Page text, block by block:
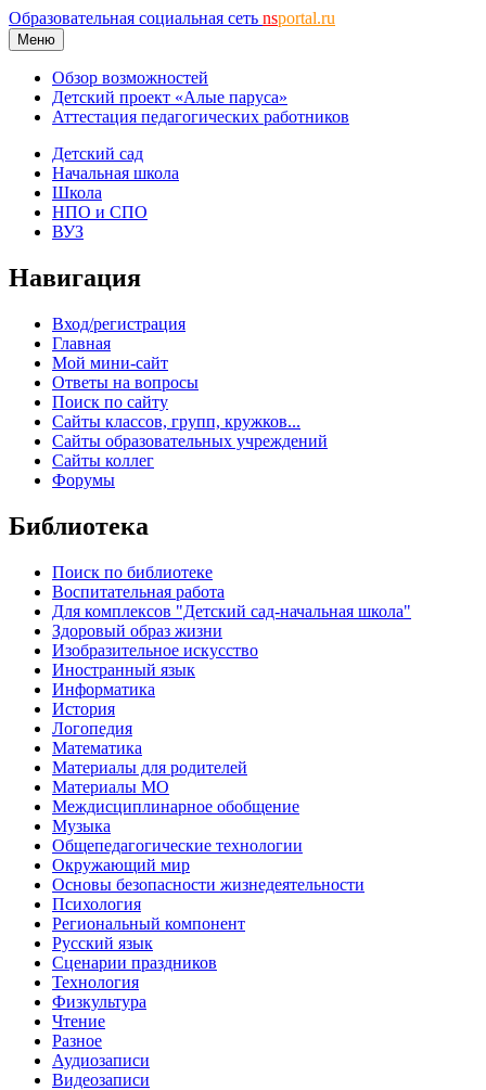
Образовательная социальная сеть nsportal.ru
Меню
Обзор возможностей
Детский проект «Алые паруса»
Аттестация педагогических работников
Детский сад
Начальная школа
Школа
НПО и СПО
ВУЗ
Навигация
Вход/регистрация
Главная
Мой мини-сайт
Ответы на вопросы
Поиск по сайту
Сайты классов, групп, кружков...
Сайты образовательных учреждений
Сайты коллег
Форумы
Библиотека
Поиск по библиотеке
Воспитательная работа
Для комплексов "Детский сад-начальная школа"
Здоровый образ жизни
Изобразительное искусство
Иностранный язык
Информатика
История
Логопедия
Математика
Материалы для родителей
Материалы МО
Междисциплинарное обобщение
Музыка
Общепедагогические технологии
Окружающий мир
Основы безопасности жизнедеятельности
Психология
Региональный компонент
Русский язык
Сценарии праздников
Технология
Физкультура
Чтение
Разное
Аудиозаписи
Видеозаписи